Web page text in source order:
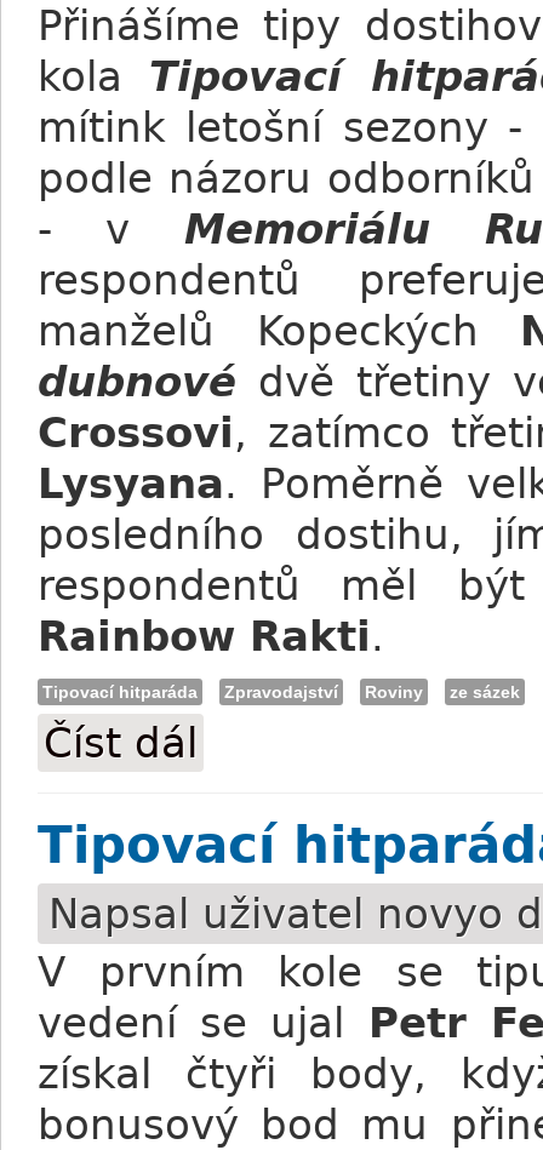
Přinášíme tipy
kola Tipovací
mítink letošní sezony
podle názoru
- v Memoriálu
respondentů
manželů Kopeckých
dubnové dvě třetiny
Crossovi, zatímco
Lysyana. Poměrně
posledního dostihu,
respondentů měl být
Rainbow Rakti.
Tipovací hitparáda Zpravodajství Roviny ze sázek
Číst dál
Tipovací
Napsal uživatel novyo
V prvním kole se
vedení se ujal Petr
získal čtyři body,
bonusový bod mu